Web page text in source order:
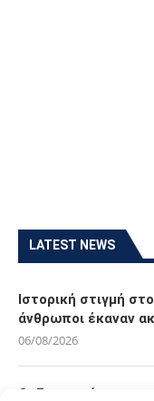
LATEST NEWS
Ιστορική στιγμή
άνθρωποι έκαναν
06/08/2026
Οι Ευρωπαίοι